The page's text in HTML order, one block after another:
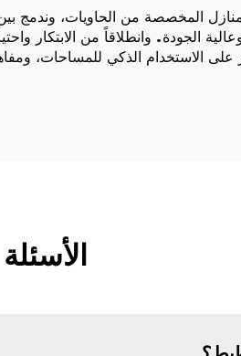
المخصصة من الحاويات، وندمج بين
الجودة. وانطلاقاً من الابتكار
على الاستخدام الذكي للمساحات،